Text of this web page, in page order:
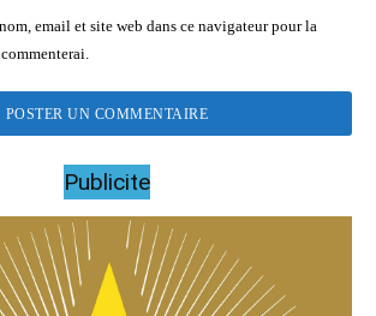
email et site web dans ce navigateur pour la
Publicite